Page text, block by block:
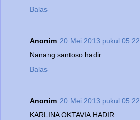
Balas
Anonim 20 Mei 2013 pukul 05.22
Nanang santoso hadir
Balas
Anonim 20 Mei 2013 pukul 05.22
KARLINA OKTAVIA HADIR